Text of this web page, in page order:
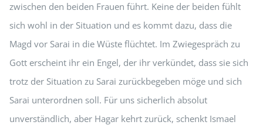
zwischen den beiden Frauen führt. Keine der beiden fühlt
sich wohl in der Situation und es kommt dazu, dass die
Magd vor Sarai in die Wüste flüchtet. Im Zwiegespräch zu
Gott erscheint ihr ein Engel, der ihr verkündet, dass sie sich
trotz der Situation zu Sarai zurückbegeben möge und sich
Sarai unterordnen soll. Für uns sicherlich absolut
unverständlich, aber Hagar kehrt zurück, schenkt Ismael